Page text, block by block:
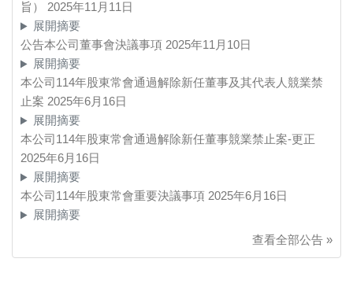
旨） 2025年11月11日
展開摘要
公告本公司董事會決議事項 2025年11月10日
展開摘要
本公司114年股東常會通過解除新任董事及其代表人競業禁
止案 2025年6月16日
展開摘要
本公司114年股東常會通過解除新任董事競業禁止案-更正
2025年6月16日
展開摘要
本公司114年股東常會重要決議事項 2025年6月16日
展開摘要
查看全部公告 »